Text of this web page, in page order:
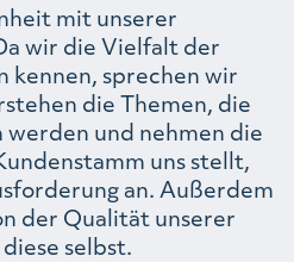
mit unserer
wir die Vielfalt der
kennen, sprechen wir
die Themen, die
werden und nehmen die
uns stellt,
an. Außerdem
der Qualität unserer
selbst.